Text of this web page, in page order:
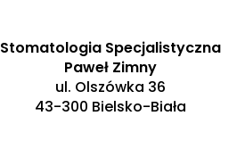
Stomatologia Specjalistyczna
Paweł Zimny
ul. Olszówka 36
43-300 Bielsko-Biała